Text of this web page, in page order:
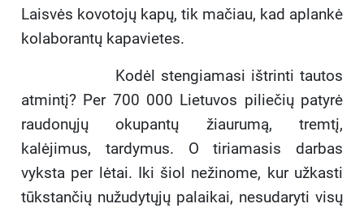
Laisvės kovotojų kapų, tik mačiau, kad aplankė
kolaborantų kapavietes.
Kodėl stengiamasi ištrinti tautos
atmintį? Per 700 000 Lietuvos piliečių patyrė
raudonųjų okupantų žiaurumą, tremtį,
kalėjimus, tardymus. O tiriamasis darbas
vyksta per lėtai. Iki šiol nežinome, kur užkasti
tūkstančių nužudytųjų palaikai, nesudaryti visų